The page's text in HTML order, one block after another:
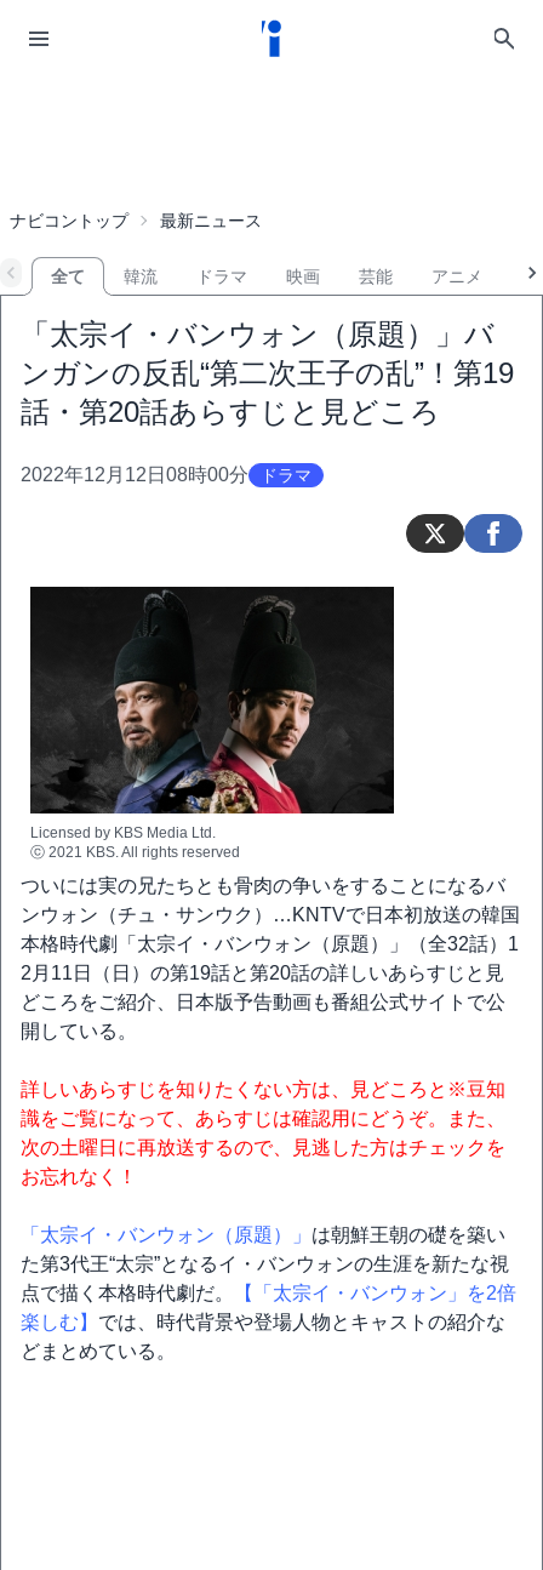
ナビコントップ 最新ニュース
全て 韓流 ドラマ 映画 芸能 アニメ
「太宗イ・バンウォン（原題）」バ
ンガンの反乱“第二次王子の乱”！第19
話・第20話あらすじと見どころ
2022年12月12日08時00分 ドラマ
Licensed by KBS Media Ltd.
ⓒ 2021 KBS. All rights reserved
ついには実の兄たちとも骨肉の争いをすることになるバ
ンウォン（チュ・サンウク）…KNTVで日本初放送の韓国
本格時代劇「太宗イ・バンウォン（原題）」（全32話）1
2月11日（日）の第19話と第20話の詳しいあらすじと見
どころをご紹介、日本版予告動画も番組公式サイトで公
開している。
詳しいあらすじを知りたくない方は、見どころと※豆知
識をご覧になって、あらすじは確認用にどうぞ。また、
次の土曜日に再放送するので、見逃した方はチェックを
お忘れなく！
「太宗イ・バンウォン（原題）」 は朝鮮王朝の礎を築い
た第3代王“太宗”となるイ・バンウォンの生涯を新たな視
点で描く本格時代劇だ。
【「太宗イ・バンウォン」を2倍
楽しむ】 では、時代背景や登場人物とキャストの紹介な
どまとめている。